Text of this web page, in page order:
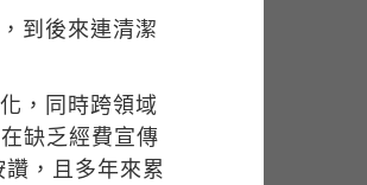
到後來連清潔
，同時跨領域
缺乏經費宣傳
，且多年來累